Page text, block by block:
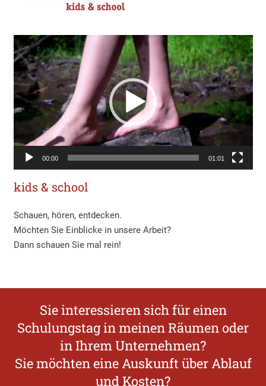
Video-
Player
00:00 01:01
kids & school
Schauen, hören, entdecken.
Möchten Sie Einblicke in unsere Arbeit?
Dann schauen Sie mal rein!
Sie interessieren sich für einen
Schulungstag in meinen Räumen oder
in Ihrem Unternehmen?
Sie möchten eine Auskunft über Ablauf
und Kosten?